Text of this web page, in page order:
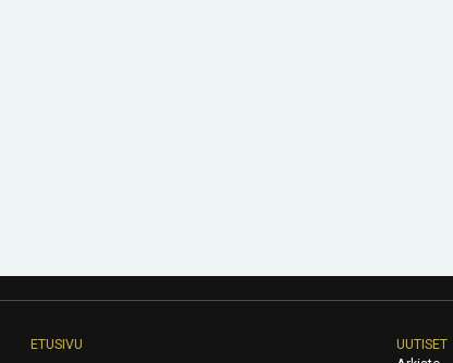
ETUSIVU
UUTISET